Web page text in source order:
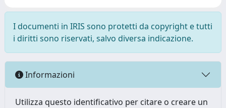
I documenti in IRIS sono protetti da copyright e tutti
i diritti sono riservati, salvo diversa indicazione.
Informazioni
Utilizza questo identificativo per citare o creare un